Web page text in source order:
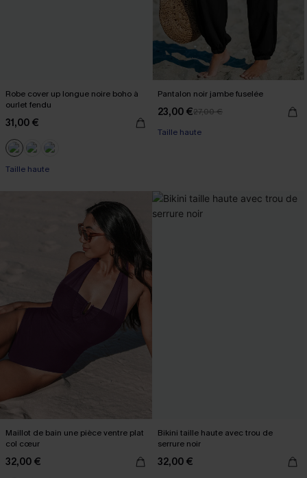
Robe cover up longue noire boho à
ourlet fendu
31,00 €
Taille haute
Pantalon noir jambe fuselée
23,00 €27,00 €
Taille haute
Maillot de bain une pièce ventre plat
col cœur
32,00 €
Bikini taille haute avec trou de
serrure noir
32,00 €